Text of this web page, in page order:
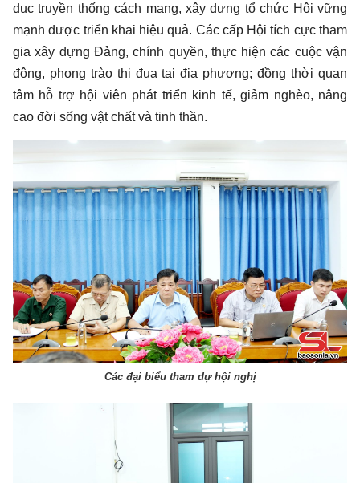
dục truyền thống cách mạng, xây dựng tổ chức Hội vững
mạnh được triển khai hiệu quả. Các cấp Hội tích cực tham
gia xây dựng Đảng, chính quyền, thực hiện các cuộc vận
động, phong trào thi đua tại địa phương; đồng thời quan
tâm hỗ trợ hội viên phát triển kinh tế, giảm nghèo, nâng
cao đời sống vật chất và tinh thần.
Các đại biểu tham dự hội nghị